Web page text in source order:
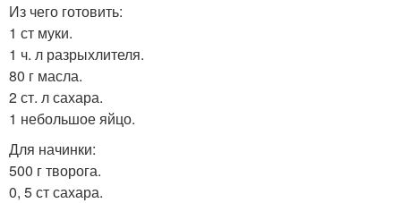
Из чего готовить:
1 ст муки.
1 ч. л разрыхлителя.
80 г масла.
2 ст. л сахара.
1 небольшое яйцо.
Для начинки:
500 г творога.
0, 5 ст сахара.